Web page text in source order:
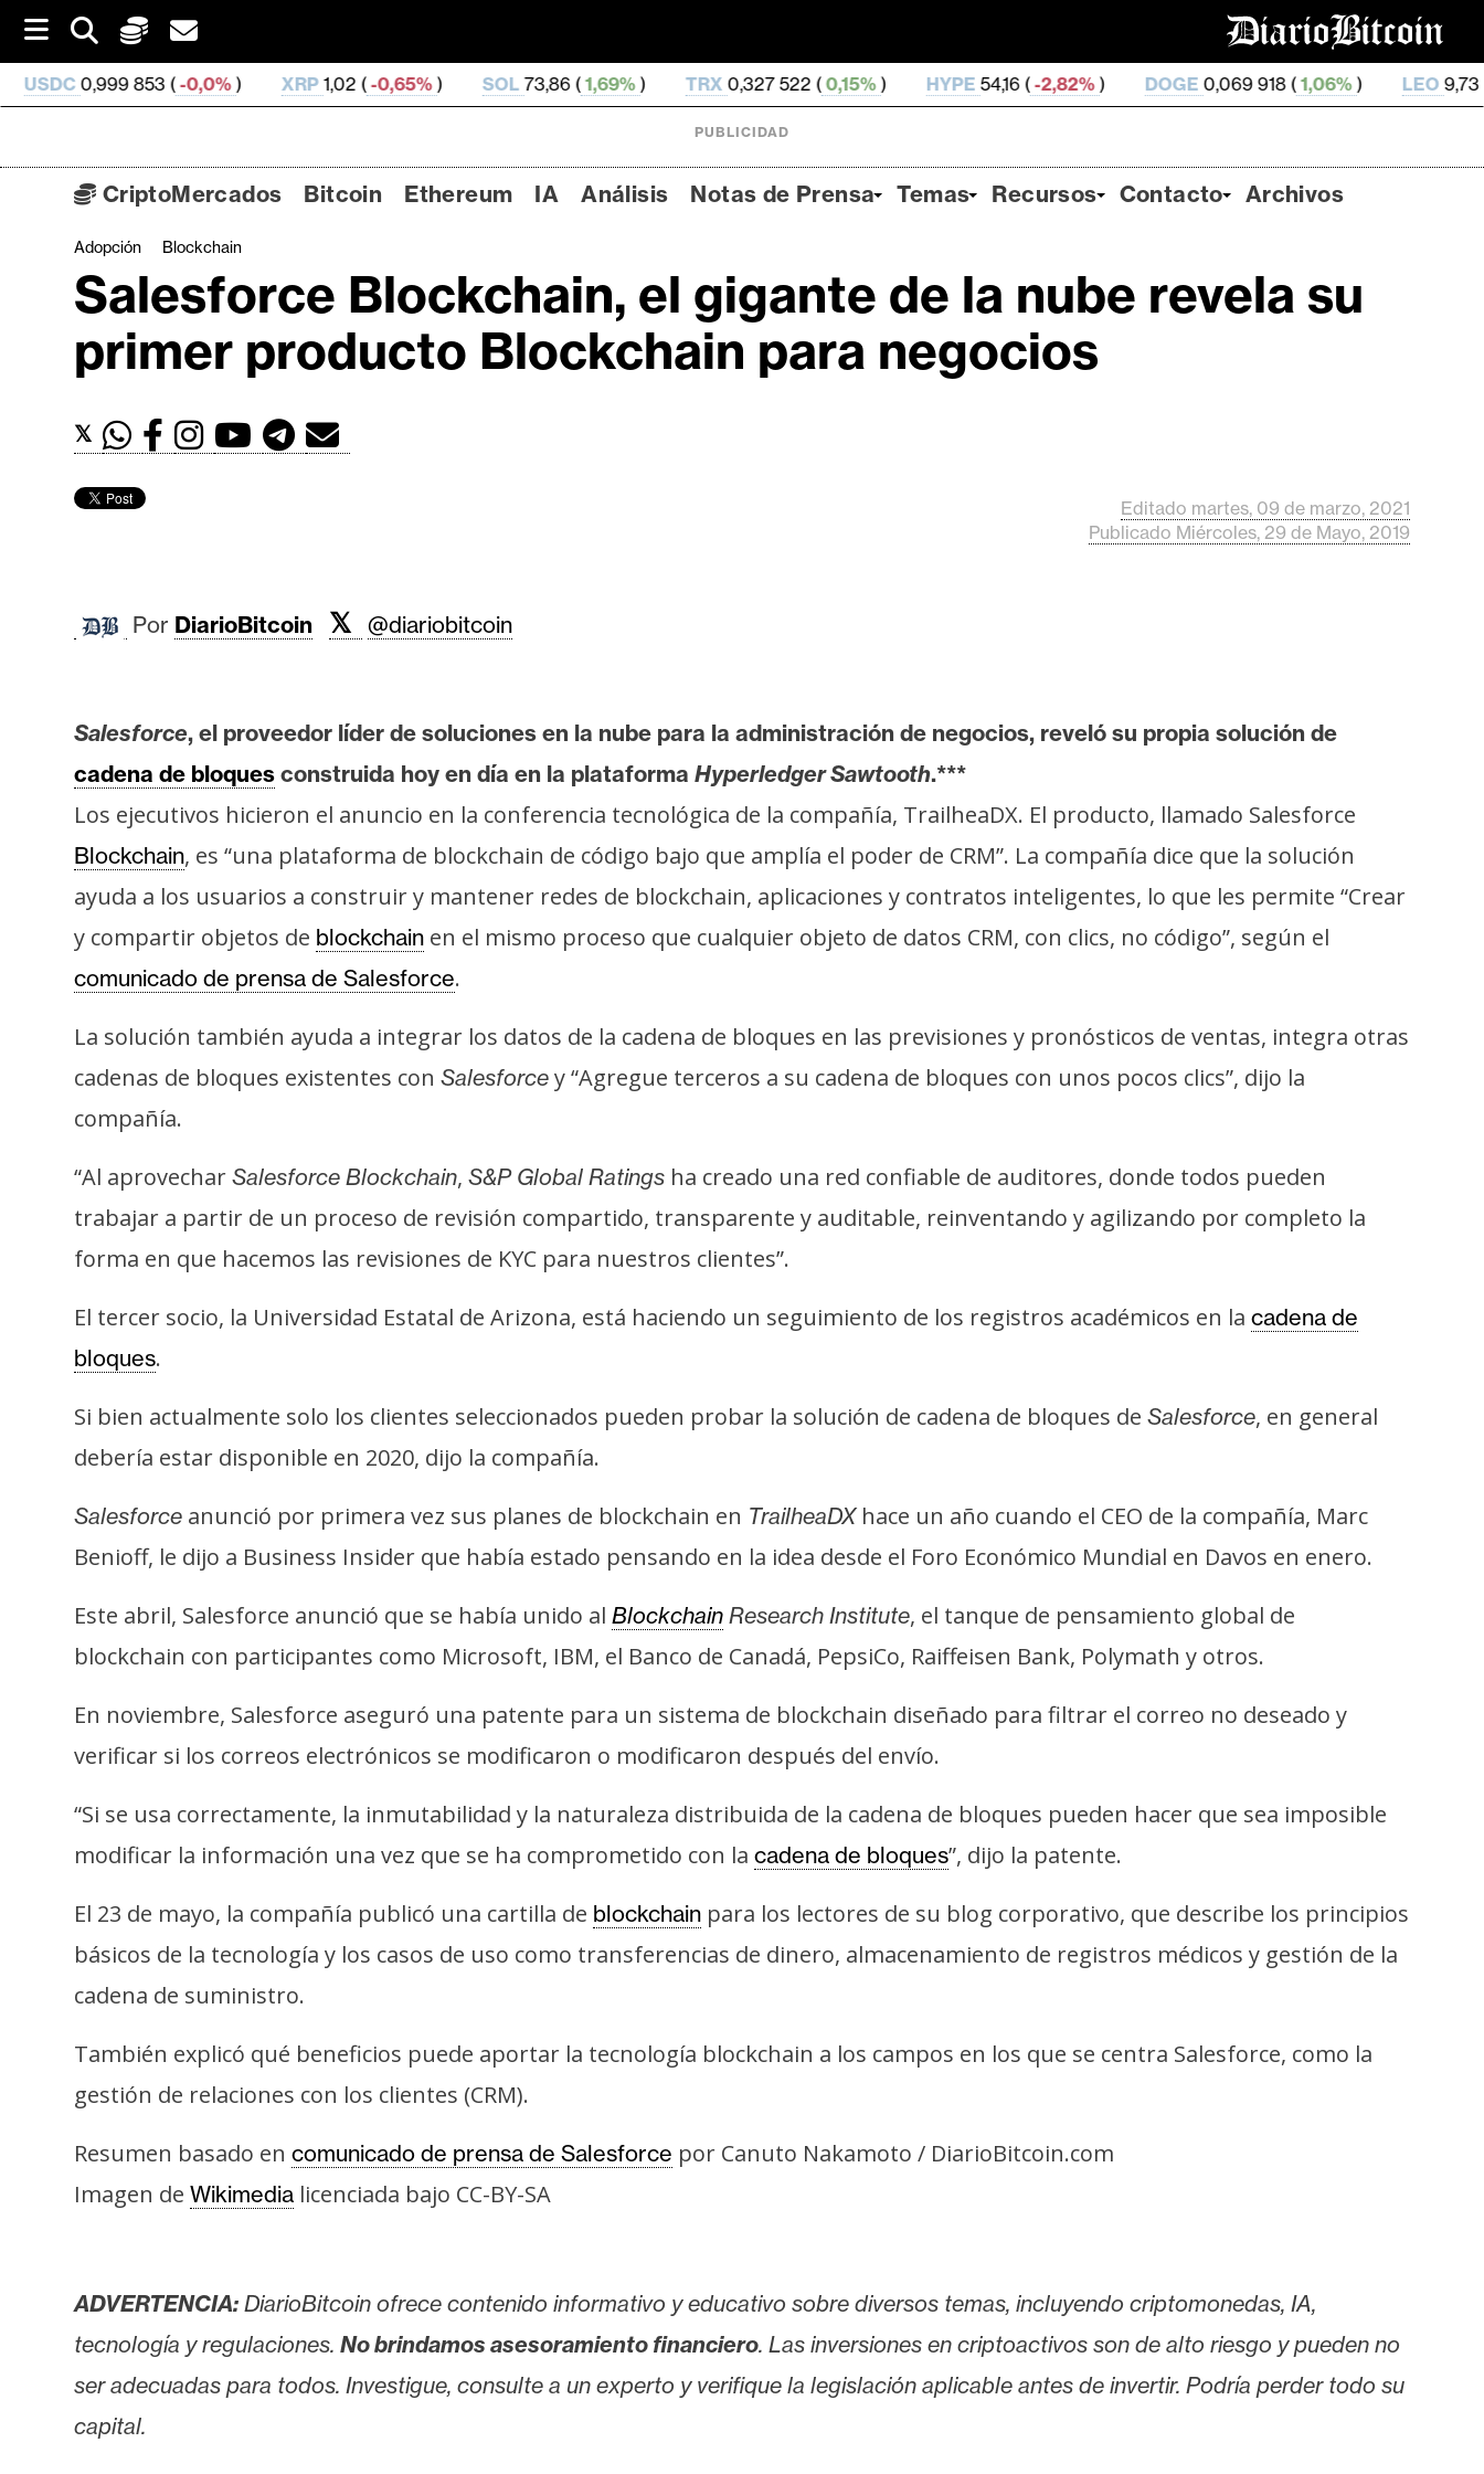
i
t
853 (-0,0%) XRP1,02 ( -0,65% ) SOL73,86 ( 1,69%) TRX0,327 522 (0,15%) HYPE54,16 ( -2,82%) DOGE0,069 918 (1,06%) LEO9,73 ( -0,07%)
C
r
i
p
t
M
r
o
s
B
t
c
o
i
n
E
h
e
e
m
I
A
n
l
s
i
N
t
a
d
e
r
n
s
T
m
a
R
e
c
u
r
PUBLICIDAD
CriptoMercados Bitcoin Ethereum IA Análisis Notas de Prensa Temas Recursos Contacto Archivos
Adopción Blockchain
Salesforce Blockchain, el gigante de la nube revela su
primer producto Blockchain para negocios
𝕏
Editado martes, 09 de marzo, 2021
Publicado Miércoles, 29 de Mayo, 2019
Por DiarioBitcoin 𝕏 @diariobitcoin
Salesforce, el proveedor líder de soluciones en la nube para la administración de negocios, reveló su propia solución de
cadena de bloques construida hoy en día en la plataforma Hyperledger Sawtooth.***
Los ejecutivos hicieron el anuncio en la conferencia tecnológica de la compañía, TrailheaDX. El producto, llamado Salesforce
Blockchain, es “una plataforma de blockchain de código bajo que amplía el poder de CRM”. La compañía dice que la solución
ayuda a los usuarios a construir y mantener redes de blockchain, aplicaciones y contratos inteligentes, lo que les permite “Crear
y compartir objetos de blockchain en el mismo proceso que cualquier objeto de datos CRM, con clics, no código”, según el
comunicado de prensa de Salesforce.
La solución también ayuda a integrar los datos de la cadena de bloques en las previsiones y pronósticos de ventas, integra otras
cadenas de bloques existentes con Salesforce y “Agregue terceros a su cadena de bloques con unos pocos clics”, dijo la
compañía.
“Al aprovechar Salesforce Blockchain, S&P Global Ratings ha creado una red confiable de auditores, donde todos pueden
trabajar a partir de un proceso de revisión compartido, transparente y auditable, reinventando y agilizando por completo la
forma en que hacemos las revisiones de KYC para nuestros clientes”.
El tercer socio, la Universidad Estatal de Arizona, está haciendo un seguimiento de los registros académicos en la cadena de
bloques.
Si bien actualmente solo los clientes seleccionados pueden probar la solución de cadena de bloques de Salesforce, en general
debería estar disponible en 2020, dijo la compañía.
Salesforce anunció por primera vez sus planes de blockchain en TrailheaDXhace un año cuando el CEO de la compañía, Marc
Benioff, le dijo a Business Insider que había estado pensando en la idea desde el Foro Económico Mundial en Davos en enero.
Este abril, Salesforce anunció que se había unido al Blockchain Research Institute, el tanque de pensamiento global de
blockchain con participantes como Microsoft, IBM, el Banco de Canadá, PepsiCo, Raiffeisen Bank, Polymath y otros.
En noviembre, Salesforce aseguró una patente para un sistema de blockchain diseñado para filtrar el correo no deseado y
verificar si los correos electrónicos se modificaron o modificaron después del envío.
“Si se usa correctamente, la inmutabilidad y la naturaleza distribuida de la cadena de bloques pueden hacer que sea imposible
modificar la información una vez que se ha comprometido con la cadena de bloques”, dijo la patente.
El 23 de mayo, la compañía publicó una cartilla de blockchain para los lectores de su blog corporativo, que describe los principios
básicos de la tecnología y los casos de uso como transferencias de dinero, almacenamiento de registros médicos y gestión de la
cadena de suministro.
También explicó qué beneficios puede aportar la tecnología blockchain a los campos en los que se centra Salesforce, como la
gestión de relaciones con los clientes (CRM).
Resumen basado en comunicado de prensa de Salesforce por Canuto Nakamoto / DiarioBitcoin.com
Imagen de Wikimedia licenciada bajo CC-BY-SA
ADVERTENCIA: DiarioBitcoin ofrece contenido informativo y educativo sobre diversos temas, incluyendo criptomonedas, IA,
tecnología y regulaciones. No brindamos asesoramiento financiero. Las inversiones en criptoactivos son de alto riesgo y pueden no
ser adecuadas para todos. Investigue, consulte a un experto y verifique la legislación aplicable antes de invertir. Podría perder todo su
capital.